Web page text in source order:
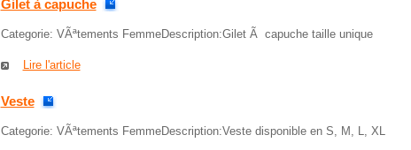
Gilet à capuche
Categorie: VÃªtements FemmeDescription:Gilet Ã capuche taille unique
Lire l'article
Veste
Categorie: VÃªtements FemmeDescription:Veste disponible en S, M, L, XL